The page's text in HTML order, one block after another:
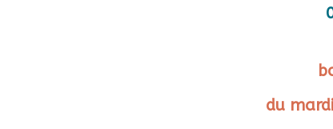
du